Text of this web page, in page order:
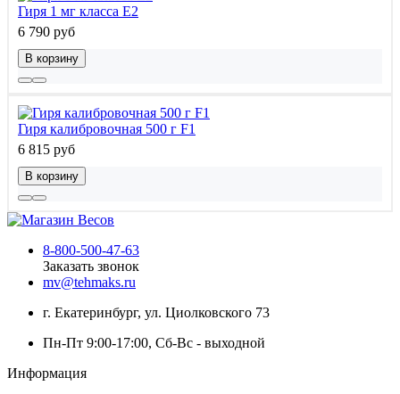
Гиря 1 мг класса Е2
6 790 руб
В корзину
Гиря калибровочная 500 г F1
6 815 руб
В корзину
8-800-500-47-63
Заказать звонок
mv@tehmaks.ru
г. Екатеринбург, ул. Циолковского 73
Пн-Пт 9:00-17:00, Сб-Вс - выходной
Информация